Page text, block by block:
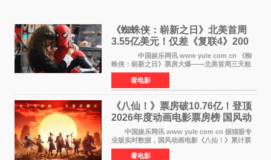
《蜘蛛侠：崭新之日》北美首周
3.55亿美元！仅差《复联4》200
万 影史第二全球开画
中国娱乐网讯 www yule com cn 《蜘
蛛侠：崭新之日》票房大爆——北美首周三天粗
报3 55亿美元，仅比影史最高北美开画《复仇者
联盟4：终局之战》的3 571亿美元少200万出头，
精报调整后仍
看电影
《八仙！》票房破10.76亿！登顶
2026年度动画电影票房榜 国风动
画逆袭暑期档
中国娱乐网讯 www yule com cn 据猫眼专
业版实时数据，国风动画电影《八仙！》累计票
房突破10 76亿元，超过《熊出没·年年有熊》，
暂列2026年度动画影片票房榜冠军。该片自暑期
看电影